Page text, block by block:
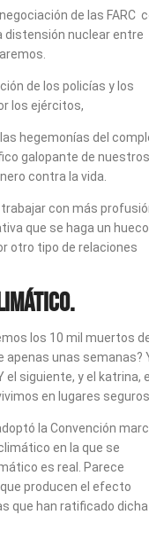
de las FARC
distensión nuclear entre
de los policías y los
los ejércitos,
hegemonías del
galopante de nuestros
contra la vida.
con más
que se haga un
otro tipo de relaciones
los 10 mil muertos
apenas unas semanas?
el siguiente, y el katrina,
en lugares
la Convención
en la que se
es real. Parece
producen el efecto
que han ratificado dicha